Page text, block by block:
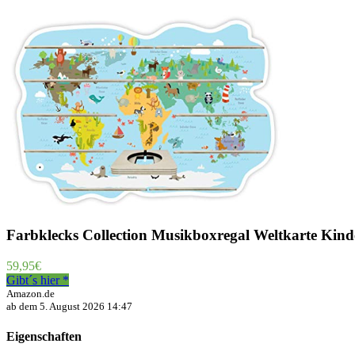
Farbklecks Collection Musikboxregal Weltkarte
59,95€
Gibt´s hier *
Amazon.de
ab dem 5. August 2026 14:47
Eigenschaften